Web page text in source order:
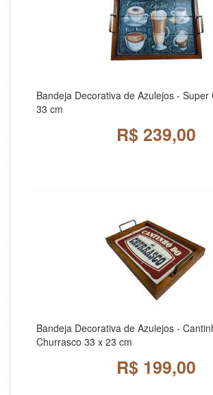
Bandeja Decorativa de Azulejos - Super
33 cm
R$ 239,00
Bandeja Decorativa de Azulejos -
Churrasco 33 x 23 cm
R$ 199,00